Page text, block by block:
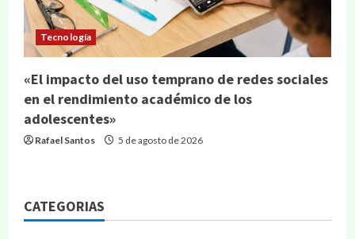
Tecnología
«El impacto del uso temprano de redes sociales
en el rendimiento académico de los
adolescentes»
Rafael Santos 5 de agosto de 2026
CATEGORIAS